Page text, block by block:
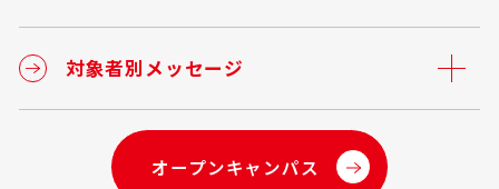
対象者別メッセージ
オープンキャンパス